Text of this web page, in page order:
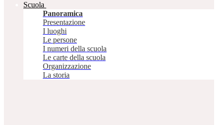
Scuola
Panoramica
Presentazione
I luoghi
Le persone
I numeri della scuola
Le carte della scuola
Organizzazione
La storia